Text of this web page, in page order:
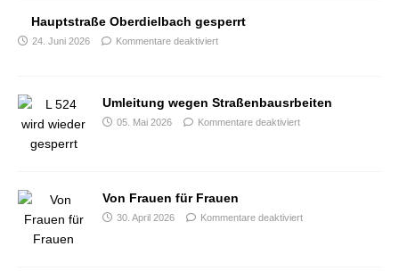
Hauptstraße Oberdielbach gesperrt
24. Juni 2026 Kommentare deaktiviert
Umleitung wegen Straßenbausrbeiten
05. Mai 2026 Kommentare deaktiviert
Von Frauen für Frauen
30. April 2026 Kommentare deaktiviert